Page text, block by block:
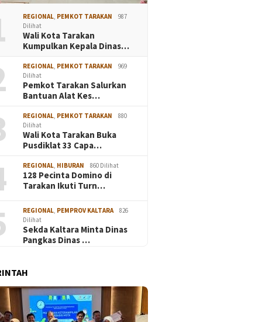
REGIONAL PEMKOT TARAKAN
987
Dilihat
Wali Kota Tarakan
Kumpulkan Kepala Dinas…
REGIONAL PEMKOT TARAKAN
969
Dilihat
Pemkot Tarakan Salurkan
Bantuan Alat Kes…
REGIONAL PEMKOT TARAKAN
880
Dilihat
Wali Kota Tarakan Buka
Pusdiklat 33 Capa…
REGIONAL HIBURAN 860 Dilihat
128 Pecinta Domino di
Tarakan Ikuti Turn…
REGIONAL PEMPROV KALTARA
826
Dilihat
Sekda Kaltara Minta Dinas
Pangkas Dinas …